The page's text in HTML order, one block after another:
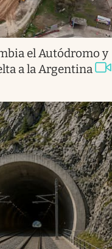
el Autódromo y
a la Argentina